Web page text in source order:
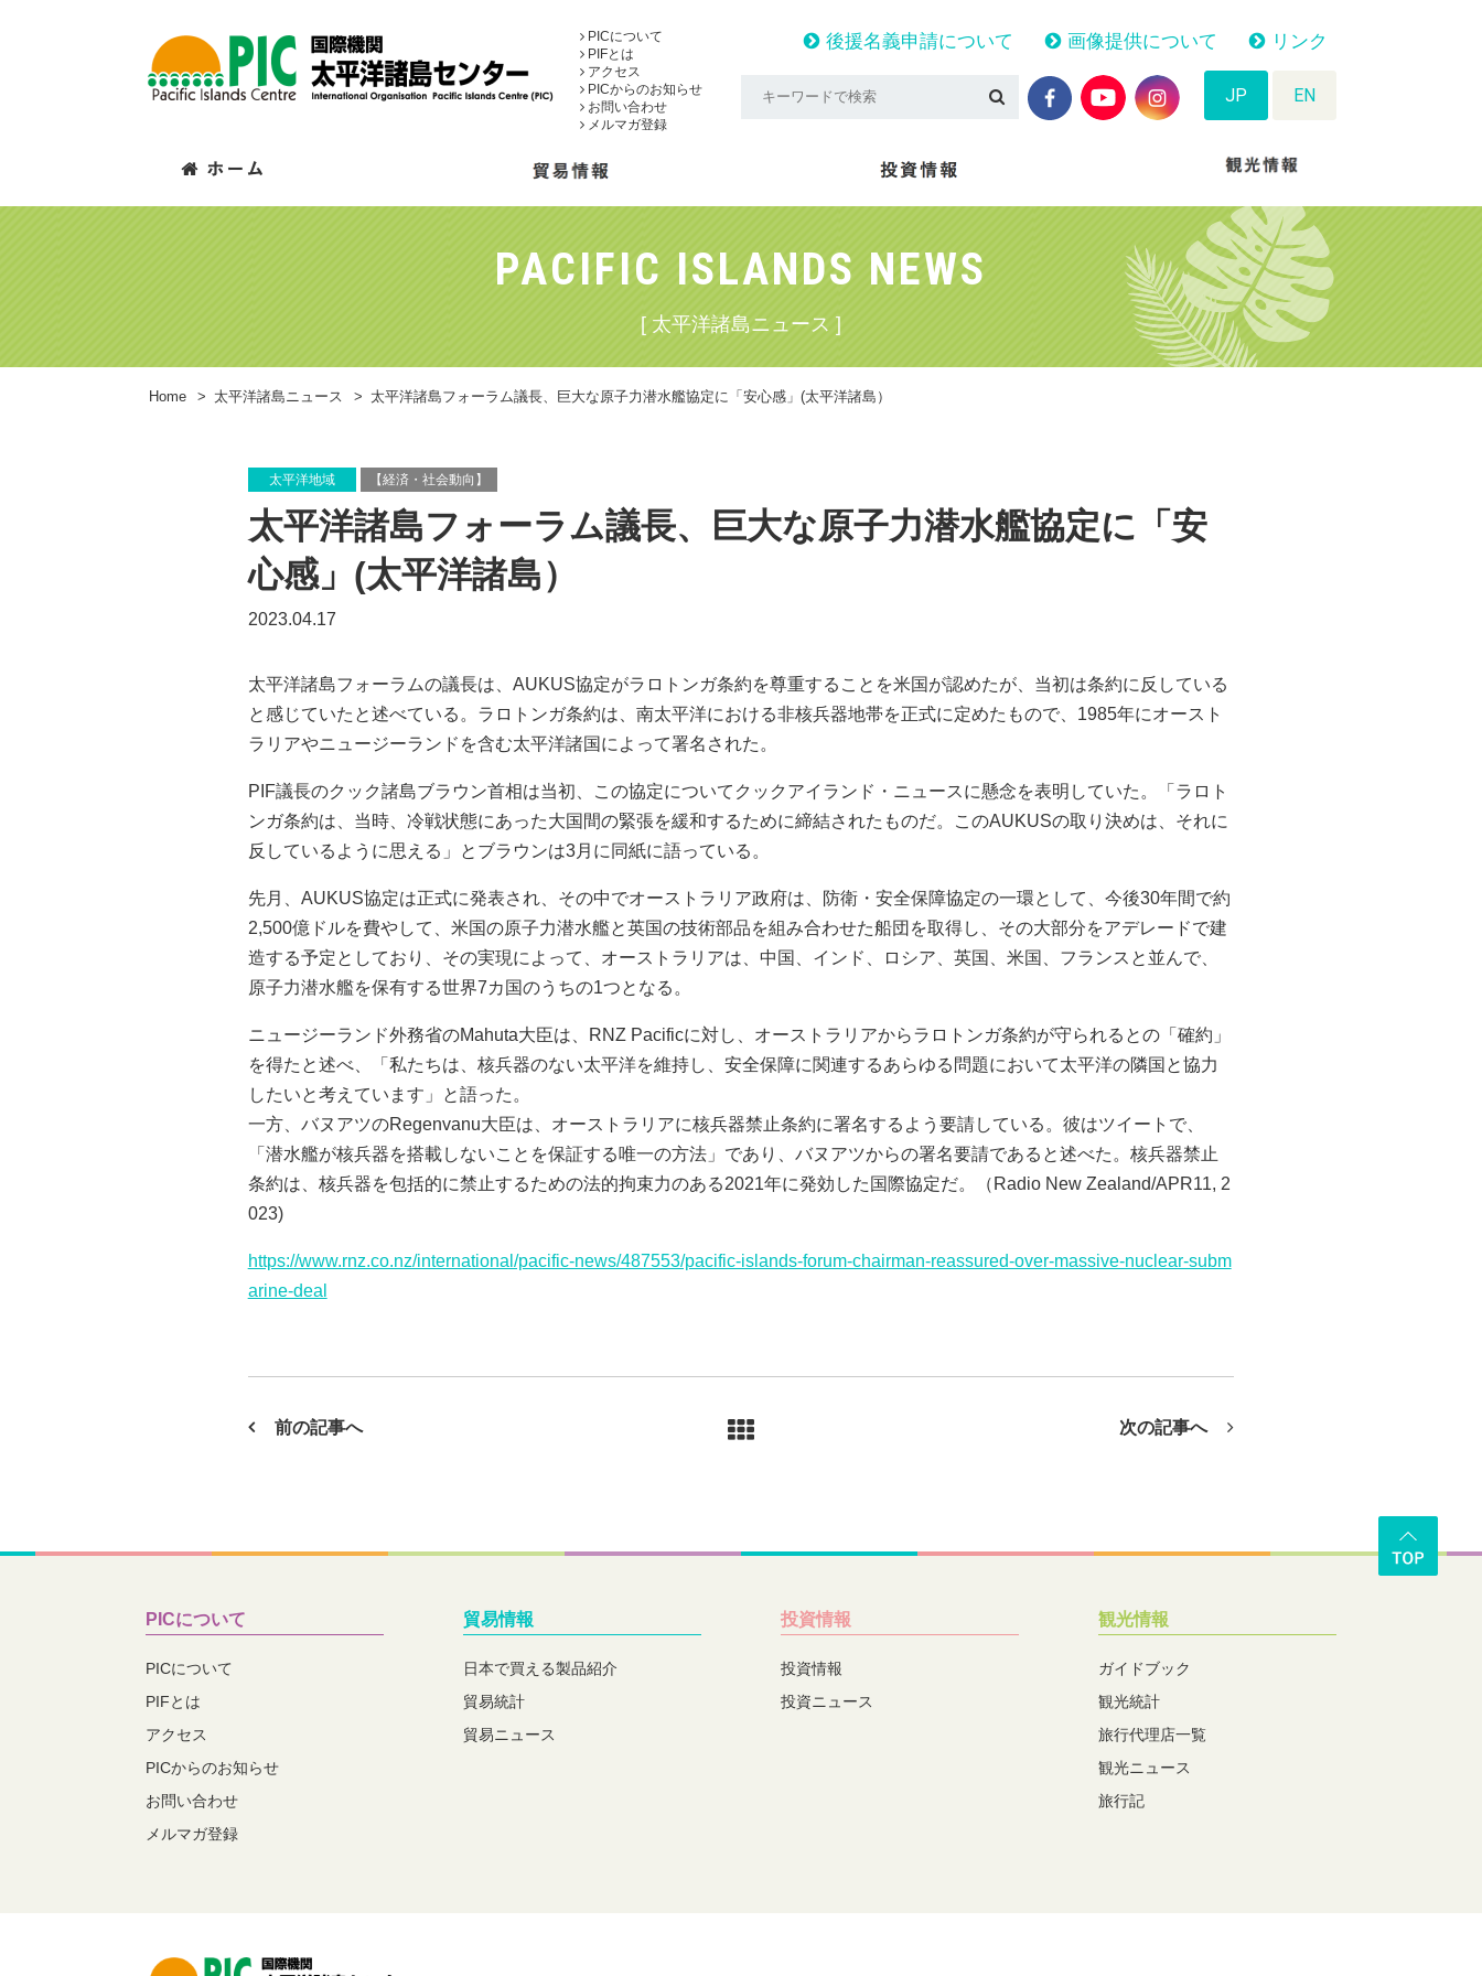
PICについて
PIFとは
アクセス
PICからのお知らせ
お問い合わせ
メルマガ登録
後援名義申請について 画像提供について リンク
JP EN
PACIFIC ISLANDS NEWS
[ 太平洋諸島ニュース ]
Home > 太平洋諸島ニュース > 太平洋諸島フォーラム議長、巨大な原子力潜水艦協定に「安心感」(太平洋諸島）
太平洋地域 【経済・社会動向】
太平洋諸島フォーラム議長、巨大な原子力潜水艦協定に「安
心感」(太平洋諸島）
2023.04.17
太平洋諸島フォーラムの議長は、AUKUS協定がラロトンガ条約を尊重することを米国が認めたが、当初は条約に反している
と感じていたと述べている。ラロトンガ条約は、南太平洋における非核兵器地帯を正式に定めたもので、1985年にオースト
ラリアやニュージーランドを含む太平洋諸国によって署名された。
PIF議長のクック諸島ブラウン首相は当初、この協定についてクックアイランド・ニュースに懸念を表明していた。「ラロト
ンガ条約は、当時、冷戦状態にあった大国間の緊張を緩和するために締結されたものだ。このAUKUSの取り決めは、それに
反しているように思える」とブラウンは3月に同紙に語っている。
先月、AUKUS協定は正式に発表され、その中でオーストラリア政府は、防衛・安全保障協定の一環として、今後30年間で約
2,500億ドルを費やして、米国の原子力潜水艦と英国の技術部品を組み合わせた船団を取得し、その大部分をアデレードで建
造する予定としており、その実現によって、オーストラリアは、中国、インド、ロシア、英国、米国、フランスと並んで、
原子力潜水艦を保有する世界7カ国のうちの1つとなる。
ニュージーランド外務省のMahuta大臣は、RNZ Pacificに対し、オーストラリアからラロトンガ条約が守られるとの「確約」
を得たと述べ、「私たちは、核兵器のない太平洋を維持し、安全保障に関連するあらゆる問題において太平洋の隣国と協力
したいと考えています」と語った。
一方、バヌアツのRegenvanu大臣は、オーストラリアに核兵器禁止条約に署名するよう要請している。彼はツイートで、
「潜水艦が核兵器を搭載しないことを保証する唯一の方法」であり、バヌアツからの署名要請であると述べた。核兵器禁止
条約は、核兵器を包括的に禁止するための法的拘束力のある2021年に発効した国際協定だ。（Radio New Zealand/APR11, 2
023)
https://www.rnz.co.nz/international/pacific-news/487553/pacific-islands-forum-chairman-reassured-over-massive-nuclear-subm
arine-deal
前の記事へ 次の記事へ
PICについて
PICについて
PIFとは
アクセス
PICからのお知らせ
お問い合わせ
メルマガ登録
貿易情報
日本で買える製品紹介
貿易統計
貿易ニュース
投資情報
投資情報
投資ニュース
観光情報
ガイドブック
観光統計
旅行代理店一覧
観光ニュース
旅行記